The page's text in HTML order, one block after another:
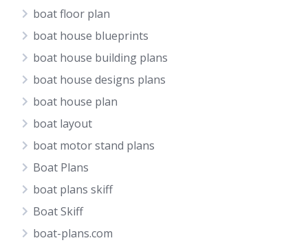
boat floor plan
boat house blueprints
boat house building plans
boat house designs plans
boat house plan
boat layout
boat motor stand plans
Boat Plans
boat plans skiff
Boat Skiff
boat-plans.com